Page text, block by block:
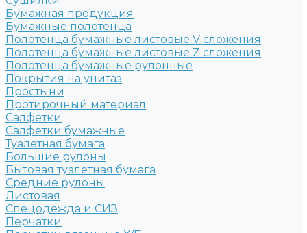
Бумажная продукция
Бумажные полотенца
Полотенца бумажные листовые V сложения
Полотенца бумажные листовые Z сложения
Полотенца бумажные рулонные
Покрытия на унитаз
Простыни
Протирочный материал
Салфетки
Салфетки бумажные
Туалетная бумага
Большие рулоны
Бытовая туалетная бумага
Средние рулоны
Листовая
Спецодежда и СИЗ
Перчатки